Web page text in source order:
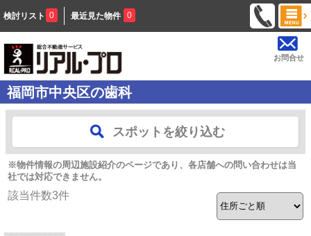
検討リスト 0 最近見た物件 0
お問合せ
福岡市中央区の歯科
スポットを絞り込む
※物件情報の周辺施設紹介のページであり、各店舗への問い合わせは当
社では対応できません。
該当件数3件